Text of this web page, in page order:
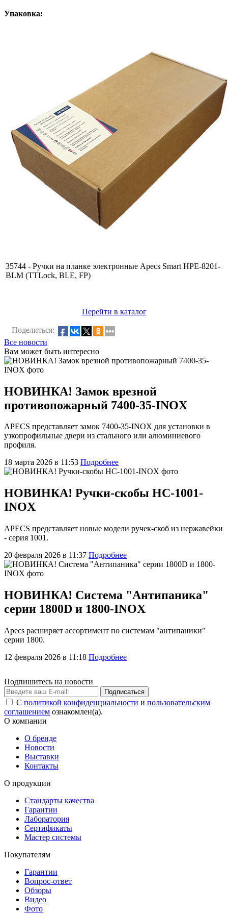
Упаковка:
35744 - Ручки на планке электронные Apecs Smart HPE-8201-
BLM (TTLock, BLE, FP)
Перейти в каталог
Поделиться:
Все новости
Вам может быть интересно
НОВИНКА! Замок врезной
противопожарный 7400-35-INOX
APECS представляет замок 7400-35-INOX для установки в
узкопрофильные двери из стального или алюминиевого
профиля.
18 марта 2026 в 11:53 Подробнее
НОВИНКА! Ручки-скобы HC-1001-
INOX
APECS представляет новые модели ручек-скоб из нержавейки
- серия 1001.
20 февраля 2026 в 11:37 Подробнее
НОВИНКА! Система "Антипаника"
серии 1800D и 1800-INOX
Apecs расширяет ассортимент по системам "антипаники"
серии 1800.
12 февраля 2026 в 11:18 Подробнее
Подпишитесь на новости
Подписаться
С политикой конфиденциальности и пользовательским
соглашением ознакомлен(а).
О компании
О бренде
Новости
Выставки
Контакты
О продукции
Стандарты качества
Гарантии
Лаборатория
Сертификаты
Мастер системы
Покупателям
Гарантии
Вопрос-ответ
Обзоры
Видео
Фото